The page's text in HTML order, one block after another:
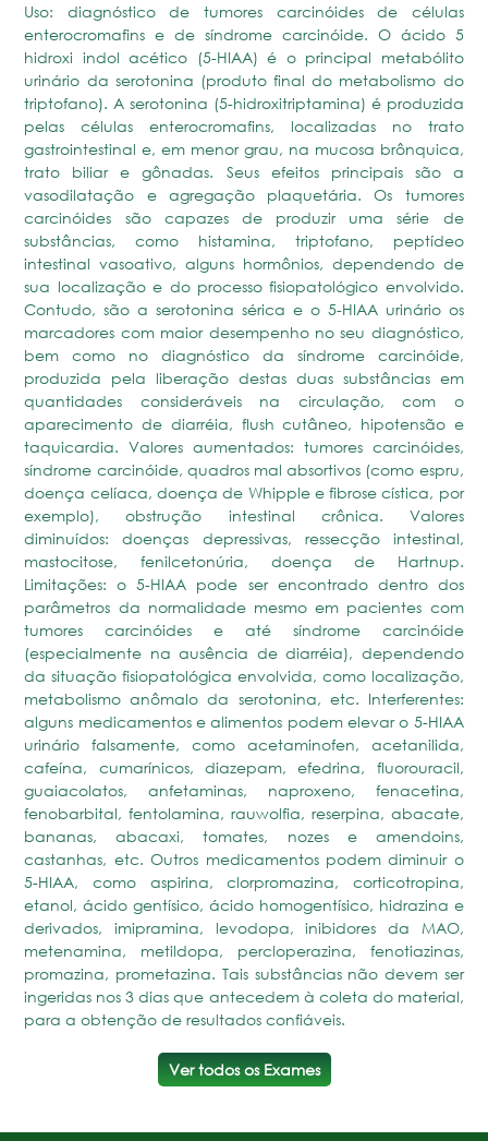
Uso: diagnóstico de tumores carcinóides de células
enterocromafins e de síndrome carcinóide. O ácido 5
hidroxi indol acético (5-HIAA) é o principal metabólito
urinário da serotonina (produto final do metabolismo do
triptofano). A serotonina (5-hidroxitriptamina) é produzida
pelas células enterocromafins, localizadas no trato
gastrointestinal e, em menor grau, na mucosa brônquica,
trato biliar e gônadas. Seus efeitos principais são a
vasodilatação e agregação plaquetária. Os tumores
carcinóides são capazes de produzir uma série de
substâncias, como histamina, triptofano, peptídeo
intestinal vasoativo, alguns hormônios, dependendo de
sua localização e do processo fisiopatológico envolvido.
Contudo, são a serotonina sérica e o 5-HIAA urinário os
marcadores com maior desempenho no seu diagnóstico,
bem como no diagnóstico da síndrome carcinóide,
produzida pela liberação destas duas substâncias em
quantidades consideráveis na circulação, com o
aparecimento de diarréia, flush cutâneo, hipotensão e
taquicardia. Valores aumentados: tumores carcinóides,
síndrome carcinóide, quadros mal absortivos (como espru,
doença celíaca, doença de Whipple e fibrose cística, por
exemplo), obstrução intestinal crônica. Valores
diminuídos: doenças depressivas, ressecção intestinal,
mastocitose, fenilcetonúria, doença de Hartnup.
Limitações: o 5-HIAA pode ser encontrado dentro dos
parâmetros da normalidade mesmo em pacientes com
tumores carcinóides e até síndrome carcinóide
(especialmente na ausência de diarréia), dependendo
da situação fisiopatológica envolvida, como localização,
metabolismo anômalo da serotonina, etc. Interferentes:
alguns medicamentos e alimentos podem elevar o 5-HIAA
urinário falsamente, como acetaminofen, acetanilida,
cafeína, cumarínicos, diazepam, efedrina, fluorouracil,
guaiacolatos, anfetaminas, naproxeno, fenacetina,
fenobarbital, fentolamina, rauwolfia, reserpina, abacate,
bananas, abacaxi, tomates, nozes e amendoins,
castanhas, etc. Outros medicamentos podem diminuir o
5-HIAA, como aspirina, clorpromazina, corticotropina,
etanol, ácido gentísico, ácido homogentísico, hidrazina e
derivados, imipramina, levodopa, inibidores da MAO,
metenamina, metildopa, percloperazina, fenotiazinas,
promazina, prometazina. Tais substâncias não devem ser
ingeridas nos 3 dias que antecedem à coleta do material,
para a obtenção de resultados confiáveis.
Ver todos os Exames